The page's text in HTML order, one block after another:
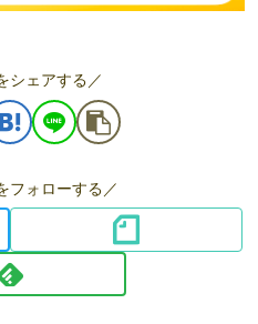
シェアする／
フォローする／